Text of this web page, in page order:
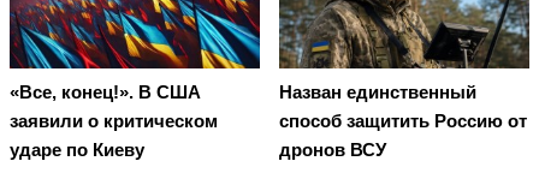
«Все, конец!». В США
заявили о критическом
ударе по Киеву
Назван единственный
способ защитить Россию от
дронов ВСУ